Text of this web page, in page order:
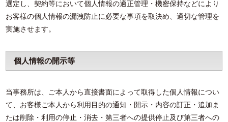
選定し、契約等において個人情報の適正管理・機密保持などにより
お客様の個人情報の漏洩防止に必要な事項を取決め、適切な管理を
実施させます。
個人情報の開示等
当事務所は、ご本人から直接書面によって取得した個人情報につい
て、お客様ご本人から利用目的の通知・開示・内容の訂正・追加ま
たは削除・利用の停止・消去・第三者への提供停止及び第三者への